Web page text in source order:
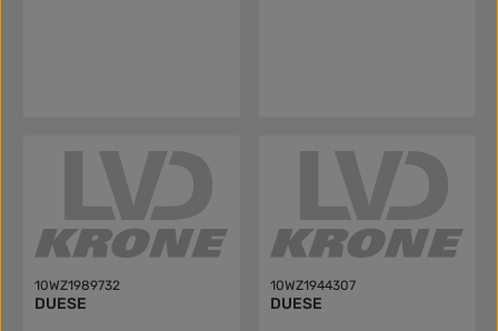
10WZ1989732
DUESE
10WZ1944307
DUESE